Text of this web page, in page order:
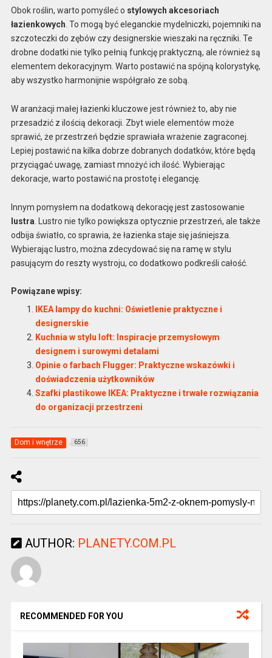
Obok roślin, warto pomyśleć o stylowych akcesoriach
łazienkowych . To mogą być eleganckie mydelniczki, pojemniki na
szczoteczki do zębów czy designerskie wieszaki na ręczniki. Te
drobne dodatki nie tylko pełnią funkcję praktyczną, ale również są
elementem dekoracyjnym. Warto postawić na spójną kolorystykę,
aby wszystko harmonijnie współgrało ze sobą.
W aranżacji małej łazienki kluczowe jest również to, aby nie
przesadzić z ilością dekoracji. Zbyt wiele elementów może
sprawić, że przestrzeń będzie sprawiała wrażenie zagraconej.
Lepiej postawić na kilka dobrze dobranych dodatków, które będą
przyciągać uwagę, zamiast mnożyć ich ilość. Wybierając
dekoracje, warto postawić na prostotę i elegancję.
Innym pomysłem na dodatkową dekorację jest zastosowanie
lustra . Lustro nie tylko powiększa optycznie przestrzeń, ale także
odbija światło, co sprawia, że łazienka staje się jaśniejsza.
Wybierając lustro, można zdecydować się na ramę w stylu
pasującym do reszty wystroju, co dodatkowo podkreśli całość.
Powiązane wpisy:
IKEA lampy do kuchni: Oświetlenie praktyczne i
designerskie
Kuchnia w stylu loft: Inspiracje przemysłowym
designem i surowymi detalami
Opinie o farbach Flugger: Praktyczne wskazówki i
doświadczenia użytkowników
Szafki plastikowe IKEA: Praktyczne i trwałe rozwiązania
do organizacji przestrzeni
Dom i wnętrze 656
AUTHOR: PLANETY.COM.PL
RECOMMENDED FOR YOU